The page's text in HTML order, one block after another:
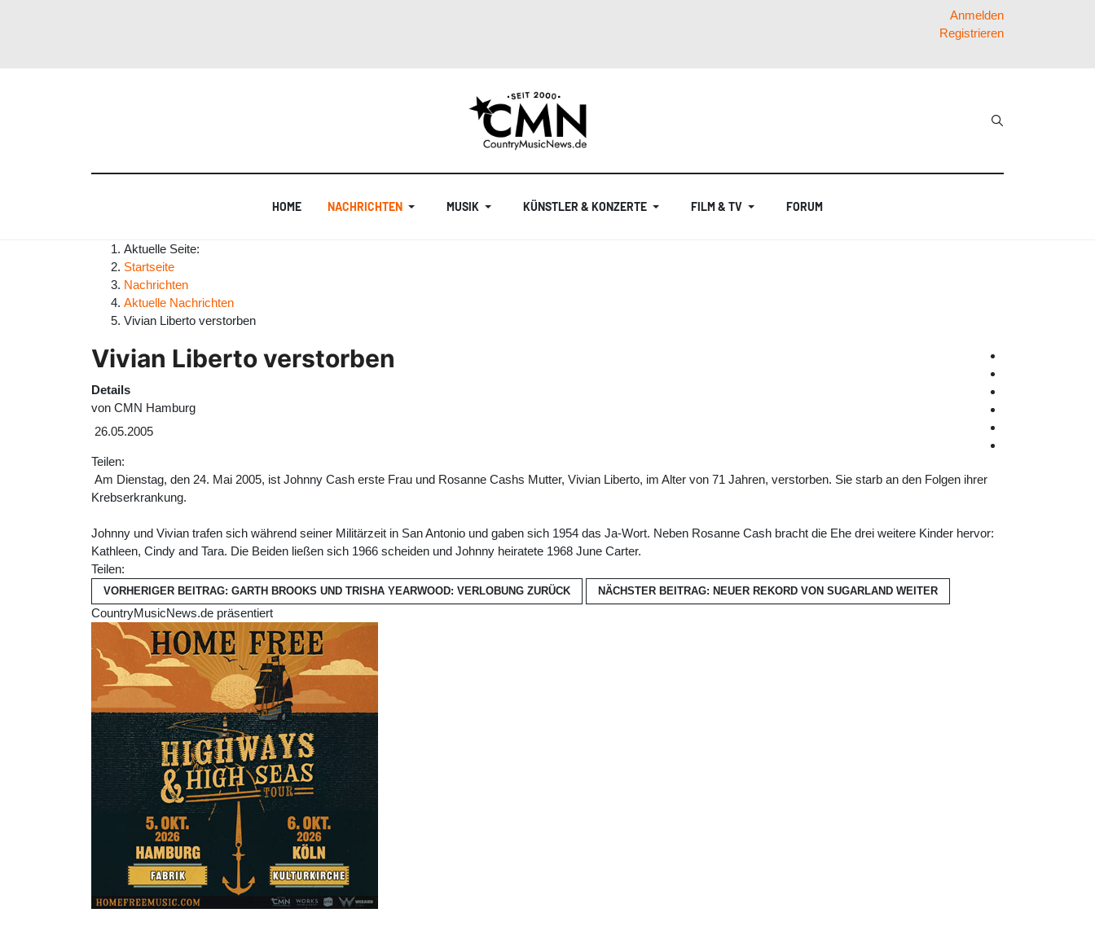
Anmelden
Registrieren
HOME NACHRICHTEN MUSIK KÜNSTLER & KONZERTE FILM & TV FORUM
Aktuelle Seite:
Startseite
Nachrichten
Aktuelle Nachrichten
Vivian Liberto verstorben
Vivian Liberto verstorben
Details
von CMN Hamburg
26.05.2005
Teilen:
Am Dienstag, den 24. Mai 2005, ist Johnny Cash erste Frau und Rosanne Cashs Mutter, Vivian Liberto, im Alter von 71 Jahren, verstorben. Sie starb an den Folgen ihrer
Krebserkrankung.
Johnny und Vivian trafen sich während seiner Militärzeit in San Antonio und gaben sich 1954 das Ja-Wort. Neben Rosanne Cash bracht die Ehe drei weitere Kinder hervor:
Kathleen, Cindy and Tara. Die Beiden ließen sich 1966 scheiden und Johnny heiratete 1968 June Carter.
Teilen:
VORHERIGER BEITRAG: GARTH BROOKS UND TRISHA YEARWOOD: VERLOBUNG ZURÜCK NÄCHSTER BEITRAG: NEUER REKORD VON SUGARLAND WEITER
CountryMusicNews.de präsentiert